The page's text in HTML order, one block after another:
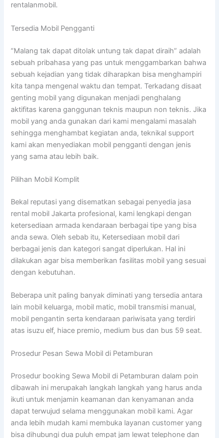
rentalanmobil.
Tersedia Mobil Pengganti
“Malang tak dapat ditolak untung tak dapat diraih” adalah
sebuah pribahasa yang pas untuk menggambarkan bahwa
sebuah kejadian yang tidak diharapkan bisa menghampiri
kita tanpa mengenal waktu dan tempat. Terkadang disaat
genting mobil yang digunakan menjadi penghalang
aktifitas karena ganggunan teknis maupun non teknis. Jika
mobil yang anda gunakan dari kami mengalami masalah
sehingga menghambat kegiatan anda, teknikal support
kami akan menyediakan mobil pengganti dengan jenis
yang sama atau lebih baik.
Pilihan Mobil Komplit
Bekal reputasi yang disematkan sebagai penyedia jasa
rental mobil Jakarta profesional, kami lengkapi dengan
ketersediaan armada kendaraan berbagai tipe yang bisa
anda sewa. Oleh sebab itu, Ketersediaan mobil dari
berbagai jenis dan kategori sangat diperlukan. Hal ini
dilakukan agar bisa memberikan fasilitas mobil yang sesuai
dengan kebutuhan.
Beberapa unit paling banyak diminati yang tersedia antara
lain mobil keluarga, mobil matic, mobil transmisi manual,
mobil pengantin serta kendaraan pariwisata yang terdiri
atas isuzu elf, hiace premio, medium bus dan bus 59 seat.
Prosedur Pesan Sewa Mobil di Petamburan
Prosedur booking Sewa Mobil di Petamburan dalam poin
dibawah ini merupakah langkah langkah yang harus anda
ikuti untuk menjamin keamanan dan kenyamanan anda
dapat terwujud selama menggunakan mobil kami. Agar
anda lebih mudah kami membuka layanan customer yang
bisa dihubungi dua puluh empat jam lewat telephone dan